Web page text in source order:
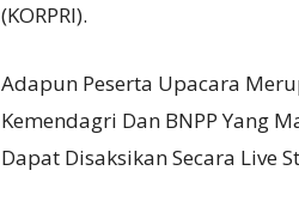
(KORPRI).
Adapun Peserta Upacara
Kemendagri Dan BNPP Yang
Dapat Disaksikan Secara Live